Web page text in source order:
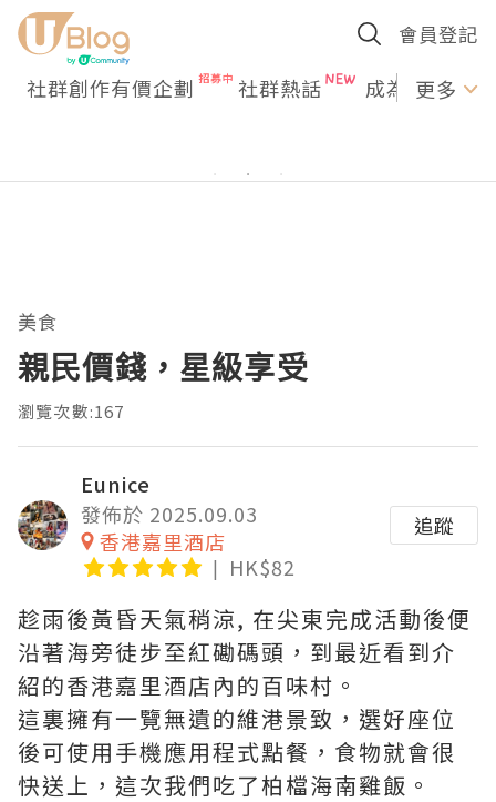
會員登記
社群創作有價企劃 社群熱話 成為U更多
美食
親民價錢，星級享受
瀏覽次數:167
Eunice
發佈於 2025.09.03
香港嘉里酒店
HK$82
追蹤
趁雨後黃昏天氣稍涼, 在尖東完成活動後便
沿著海旁徒步至紅磡碼頭，到最近看到介
紹的香港嘉里酒店內的百味村。
這裏擁有一覽無遺的維港景致，選好座位
後可使用手機應用程式點餐，食物就會很
快送上，這次我們吃了柏檔海南雞飯。